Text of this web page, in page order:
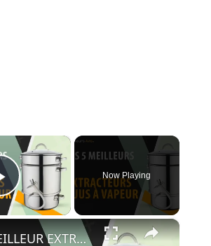
×
Play Video
Now Playing
×
⭐️ MEILLEUR EXTRACTEUR DE JUS À VAPEUR - Comparatif 2023